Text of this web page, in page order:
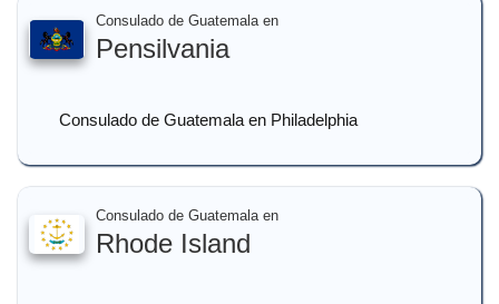
Consulado de Guatemala en
Pensilvania
Consulado de Guatemala en Philadelphia
Consulado de Guatemala en
Rhode Island